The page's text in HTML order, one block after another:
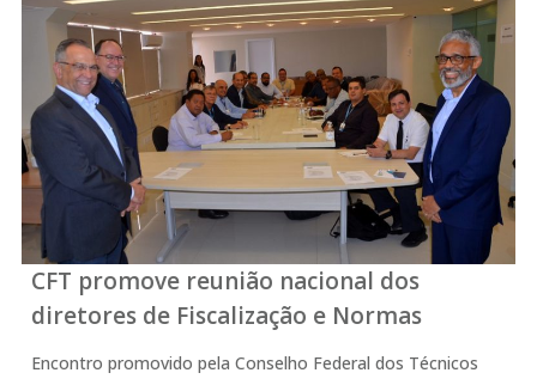
CFT promove reunião nacional dos
diretores de Fiscalização e Normas
Encontro promovido pela Conselho Federal dos Técnicos